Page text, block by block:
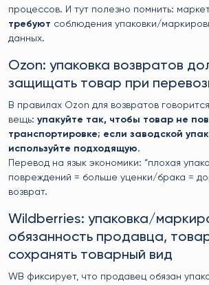
процессов. И тут полезно помнить:
требуют соблюдения упаковки/
данных.
Ozon: упаковка возвратов
защищать товар при
В правилах Ozon для возвратов
вещь: упакуйте так, чтобы товар не
транспортировке; если заводской
используйте подходящую.
Перевод на язык экономики: “плохая
повреждений = больше уценки/брака =
возврат.
Wildberries: упаковка/
обязанность продавца,
сохранять товарный вид
WB фиксирует, что продавец обязан